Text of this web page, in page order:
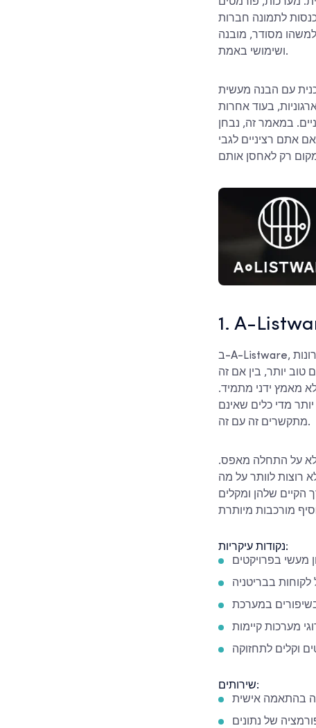
לתמונה חברות
למשהו מסודר, מובנה
ושימושי באמת.
עם הבנה מעשית
בעוד אחרות
במאמר זה, נבחן
אתם רציניים לגבי
1. A-
ב-A-Listware, אנו עובדים כצוות של מפתחים ויועצים המוקדשים את מרבית זמנם לבניית ותמיכה בפתרונות
טוב יותר, בין אם זה
מאמץ ידני מתמיד.
מדי כלים שאינם
מתקשרים זה עם זה.
ולא על התחלה מאפס.
רוצות לוותר על מה
הקיים שלהן ומקלים
נקודות עיקריות:
מעשי בפרויקטים
בבריטניה
במערכת
מערכות קיימות
וקלים לתחזוקה
שירותים:
בהתאמה אישית
של נתונים